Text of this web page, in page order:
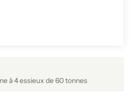
à 4 essieux de 60 tonnes